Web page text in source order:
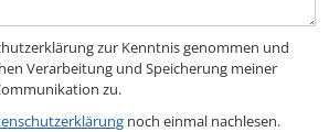
zur Kenntnis genommen und
Verarbeitung und Speicherung meiner
zu.
noch einmal nachlesen.